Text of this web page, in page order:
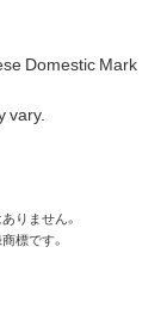
Domestic Mark
vary.
りません。
標です。